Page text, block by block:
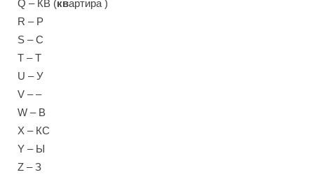
Q – КВ (квартира )
R – Р
S – С
T – Т
U – У
V – –
W – В
X – КС
Y – Ы
Z – З